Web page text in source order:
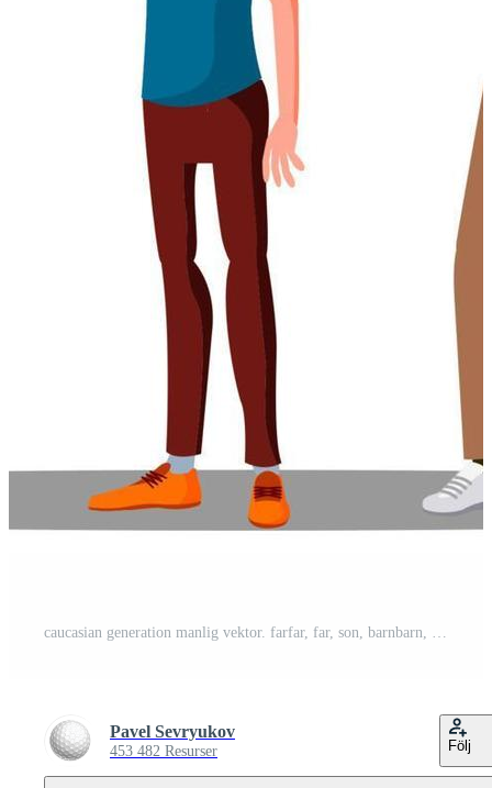
caucasian generation manlig vektor. farfar, far, son, barnbarn, bebis vektor. isolerat illustration - vektor Pro Vektor
Pavel Sevryukov
453 482 Resurser Följ